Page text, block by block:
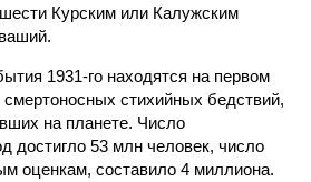
Курским или Калужским
1931-го находятся на первом
стихийных бедствий,
на планете. Число
достигло 53 млн человек, число
оценкам, составило 4 миллиона.